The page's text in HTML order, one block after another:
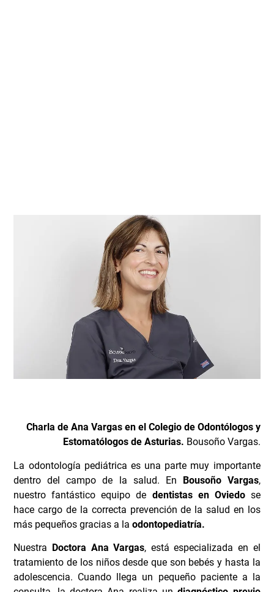
Charla de Ana Vargas en el Colegio de Odontólogos y
Estomatólogos de Asturias. Bousoño Vargas.
La odontología pediátrica es una parte muy importante
dentro del campo de la salud. En Bousoño Vargas,
nuestro fantástico equipo de dentistas en Oviedose
hace cargo de la correcta prevención de la salud en los
más pequeños gracias a laodontopediatría.
Nuestra Doctora Ana Vargas, está especializada en el
tratamiento de los niños desde que son bebés y hasta la
adolescencia. Cuando llega un pequeño paciente a la